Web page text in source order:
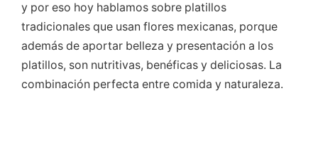
y por eso hoy hablamos sobre platillos
tradicionales que usan flores mexicanas, porque
además de aportar belleza y presentación a los
platillos, son nutritivas, benéficas y deliciosas. La
combinación perfecta entre comida y naturaleza.